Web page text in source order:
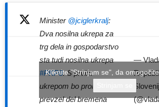
Minister @jciglerkralj:
Dva nosilna ukrepa za
trg dela in gospodarstvo
sta tudi nosilna ukrepa
#PKP8. S prvim
ukrepom bo proračun
prevzel del bremena
—
Kliknite "Strinjam se", da